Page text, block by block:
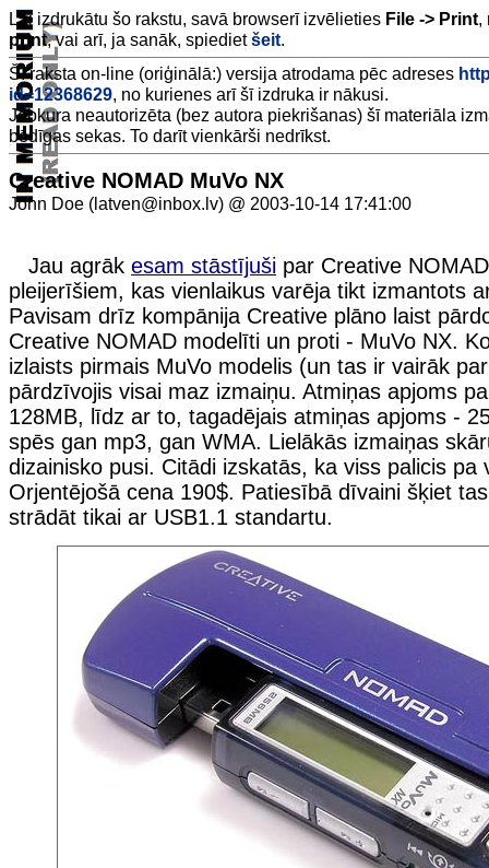
Lai izdrukātu šo rakstu, savā browserī izvēlieties File -> Print,
print, vai arī, ja sanāk, spiedietšeit.
Šī raksta on-line (oriģinālā:) versija atrodama pēc adreses
id=12368629, no kurienes arī šī izdruka ir nākusi.
Jebkura neautorizēta (bez autora piekrišanas) šī materiāla
bēdīgas sekas. To darīt vienkārši nedrīkst.
Creative NOMAD MuVo NX
John Doe (latven@inbox.lv) @ 2003-10-14 17:41:00
Jau agrāk esam stāstījuši par Creative
pleijerīšiem, kas vienlaikus varēja tikt izmantots
Pavisam drīz kompānija Creative plāno laist
Creative NOMAD modelīti un proti - MuVo NX.
izlaists pirmais MuVo modelis (un tas ir vairāk
pārdzīvojis visai maz izmaiņu. Atmiņas apjoms
128MB, līdz ar to, tagadējais atmiņas apjoms -
spēs gan mp3, gan WMA. Lielākās izmaiņas
dizainisko pusi. Citādi izskatās, ka viss palicis pa
Orjentējošā cena 190$. Patiesībā dīvaini šķiet
strādāt tikai ar USB1.1 standartu.